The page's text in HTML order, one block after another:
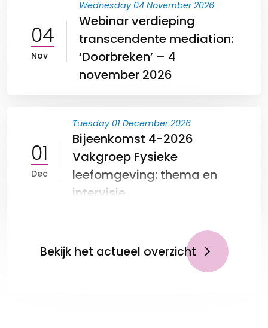
04
Nov
Wednesday 04 November 2026
Webinar verdieping
transcendente mediation:
‘Doorbreken’ – 4
november 2026
01
Dec
Tuesday 01 December 2026
Bijeenkomst 4-2026
Vakgroep Fysieke
leefomgeving: thema en
intervisie
Bekijk het actueel overzicht